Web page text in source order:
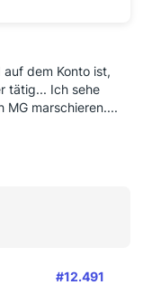
dem Konto ist,
tätig... Ich sehe
MG marschieren....
#12.491